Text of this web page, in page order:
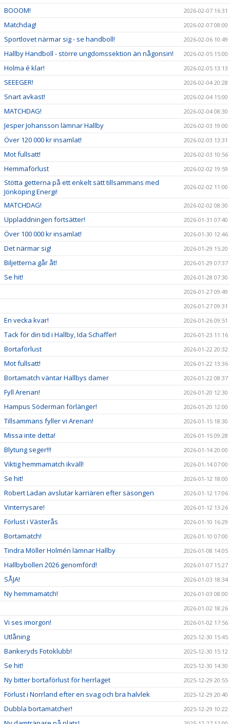
BOOOM!
2026-02-07 16:31
Matchdag! 2026-02-07 08:00
Sportlovet närmar sig - se handboll! 2026-02-06 10:49
Hallby Handboll - större ungdomssektion än någonsin! 2026-02-05 15:00
Holma é klar! 2026-02-05 13:13
SEEEGER! 2026-02-04 20:28
Snart avkast! 2026-02-04 15:00
MATCHDAG! 2026-02-04 08:30
Jesper Johansson lämnar Hallby 2026-02-03 19:00
Över 120 000 kr insamlat! 2026-02-03 13:31
Mot fullsatt! 2026-02-03 10:56
Hemmaförlust 2026-02-02 19:59
Stötta getterna på ett enkelt sätt tillsammans med
Jönköping Energi!
2026-02-02 11:00
MATCHDAG! 2026-02-02 08:30
Uppladdningen fortsätter! 2026-01-31 07:40
Över 100 000 kr insamlat! 2026-01-30 12:46
Det närmar sig! 2026-01-29 15:20
Biljetterna går åt! 2026-01-29 07:37
Se hit!
2026-01-28 07:30
2026-01-27 09:49
2026-01-27 09:31
En vecka kvar! 2026-01-26 09:51
Tack för din tid i Hallby, Ida Schaffer! 2026-01-23 11:16
Bortaförlust 2026-01-22 20:32
Mot fullsatt! 2026-01-22 13:36
Bortamatch väntar Hallbys damer 2026-01-22 08:37
Fyll Arenan! 2026-01-20 12:30
Hampus Söderman förlänger! 2026-01-20 12:00
Tillsammans fyller vi Arenan! 2026-01-15 18:30
Missa inte detta! 2026-01-15 09:28
Blytung seger!!! 2026-01-14 20:00
Viktig hemmamatch ikväll! 2026-01-14 07:00
Se hit! 2026-01-12 18:00
Robert Ladan avslutar karriären efter säsongen 2026-01-12 17:06
Vinterrysare! 2026-01-12 13:26
Förlust i Västerås 2026-01-10 16:29
Bortamatch! 2026-01-10 07:00
Tindra Möller Holmén lämnar Hallby 2026-01-08 14:05
Hallbybollen 2026 genomförd! 2026-01-07 15:27
SÅJA! 2026-01-03 18:34
Ny hemmamatch!
2026-01-03 08:00
2026-01-02 18:26
Vi ses imorgon! 2026-01-02 17:56
Utlåning 2025-12-30 15:45
Bankeryds Fotoklubb! 2025-12-30 15:12
Se hit! 2025-12-30 14:30
Ny bitter bortaförlust för herrlaget 2025-12-29 20:55
Förlust i Norrland efter en svag och bra halvlek 2025-12-29 20:40
Dubbla bortamatcher! 2025-12-29 10:22